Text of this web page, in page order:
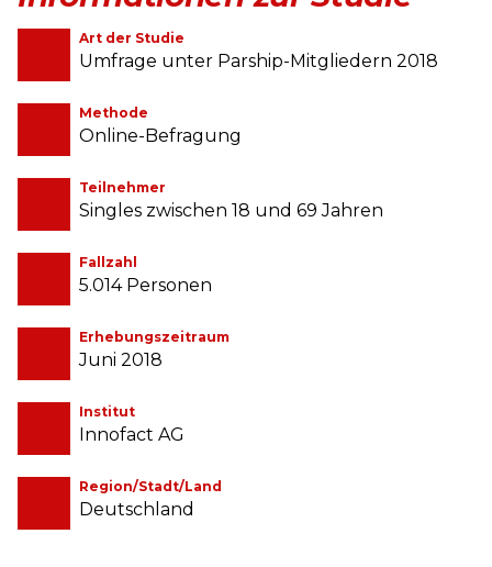
Art der Studie
Umfrage unter Parship-Mitgliedern 2018
Methode
Online-Befragung
Teilnehmer
Singles zwischen 18 und 69 Jahren
Fallzahl
5.014 Personen
Erhebungszeitraum
Juni 2018
Institut
Innofact AG
Region/Stadt/Land
Deutschland